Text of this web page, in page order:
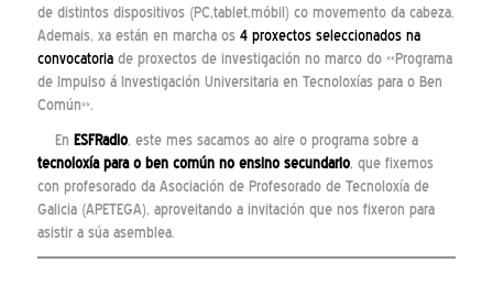
de distintos dispositivos (PC,tablet,móbil) co movemento da cabeza.
Ademais, xa están en marcha os 4 proxectos seleccionados na
convocatoriade proxectos de investigación no marco do «Programa
de Impulso á Investigación Universitaria en Tecnoloxías para o Ben
Común».
En ESFRadio, este mes sacamos ao aire o programa sobre a
tecnoloxía para o ben común no ensino secundario, que fixemos
con profesorado da Asociación de Profesorado de Tecnoloxía de
Galicia (APETEGA), aproveitando a invitación que nos fixeron para
asistir a súa asemblea.